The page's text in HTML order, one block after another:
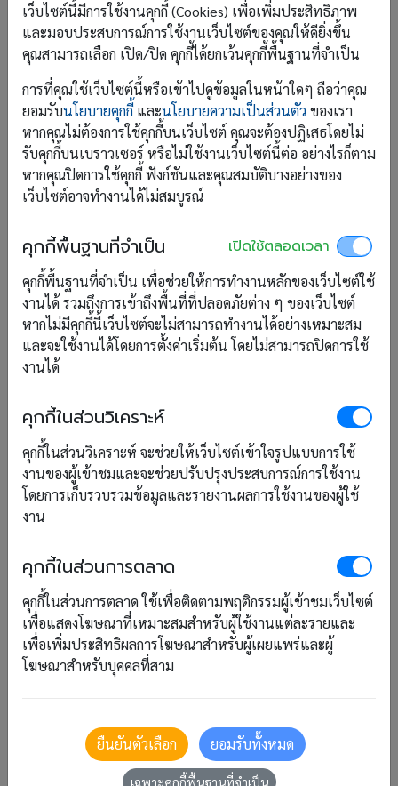
หมวด
งานพัฒนาระบบ 34
ข่าวท่องเที่ยว
แนะนำที่พัก รีวิว 4
ข่าวสารองค์กร 8
โปรโมชั่น 5
ทิปส์การใช้งาน
ความรู้ทั่วไป 82
BackOffice Dashboard
Housekeeping Layout
RoomScope
Tips
การท่องเที่ยวแห่งประเทศไทย ค้นหาบุ๊คกิ้ง
ความรู้งานโรงแรม
เช็คอิน/เช็คเอาท์ ตม.30 ทำความสะอาด
เว็บไซต์นี้มีการใช้งานคุกกี้ (Cookies) เพื่อเพิ่มประสิทธิภาพ
และมอบประสบการณ์การใช้งานเว็บไซต์ของคุณให้ดียิ่งขึ้น
คุณสามารถเลือก เปิด/ปิด คุกกี้ได้ยกเว้นคุกกี้พื้นฐานที่จำเป็น
การที่คุณใช้เว็บไซต์นี้หรือเข้าไปดูข้อมูลในหน้าใดๆ ถือว่าคุณ
ยอมรับนโยบายคุกกี้และนโยบายความเป็นส่วนตัว ของเรา
หากคุณไม่ต้องการใช้คุกกี้บนเว็บไซต์ คุณจะต้องปฏิเสธโดยไม่
รับคุกกี้บนเบราวเซอร์ หรือไม่ใช้งานเว็บไซต์นี้ต่อ อย่างไรก็ตาม
หากคุณปิดการใช้คุกกี้ ฟังก์ชันและคุณสมบัติบางอย่างของ
เว็บไซต์อาจทำงานได้ไม่สมบูรณ์
คุกกี้พื้นฐานที่จำเป็น เปิดใช้ตลอดเวลา
คุกกี้พื้นฐานที่จำเป็น เพื่อช่วยให้การทำงานหลักของเว็บไซต์ใช้
งานได้ รวมถึงการเข้าถึงพื้นที่ที่ปลอดภัยต่าง ๆ ของเว็บไซต์
หากไม่มีคุกกี้นี้เว็บไซต์จะไม่สามารถทำงานได้อย่างเหมาะสม
และจะใช้งานได้โดยการตั้งค่าเริ่มต้น โดยไม่สามารถปิดการใช้
งานได้
คุกกี้ในส่วนวิเคราะห์
คุกกี้ในส่วนวิเคราะห์ จะช่วยให้เว็บไซต์เข้าใจรูปแบบการใช้
งานของผู้เข้าชมและจะช่วยปรับปรุงประสบการณ์การใช้งาน
โดยการเก็บรวบรวมข้อมูลและรายงานผลการใช้งานของผู้ใช้
งาน
คุกกี้ในส่วนการตลาด
คุกกี้ในส่วนการตลาด ใช้เพื่อติดตามพฤติกรรมผู้เข้าชมเว็บไซต์
เพื่อแสดงโฆษณาที่เหมาะสมสำหรับผู้ใช้งานแต่ละรายและ
เพื่อเพิ่มประสิทธิผลการโฆษณาสำหรับผู้เผยแพร่และผู้
โฆษณาสำหรับบุคคลที่สาม
ยืนยันตัวเลือก ยอมรับทั้งหมด
เฉพาะคุกกี้พื้นฐานที่จำเป็น